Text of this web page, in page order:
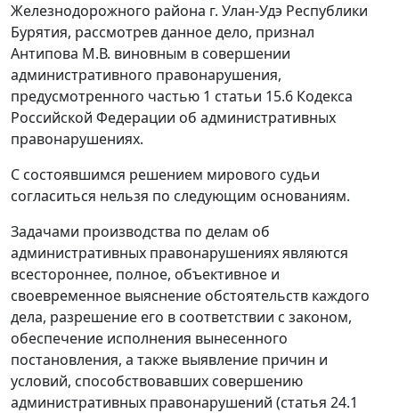
Железнодорожного района г. Улан-Удэ Республики
Бурятия, рассмотрев данное дело, признал
Антипова М.В. виновным в совершении
административного правонарушения,
предусмотренного частью 1 статьи 15.6 Кодекса
Российской Федерации об административных
правонарушениях.
С состоявшимся решением мирового судьи
согласиться нельзя по следующим основаниям.
Задачами производства по делам об
административных правонарушениях являются
всестороннее, полное, объективное и
своевременное выяснение обстоятельств каждого
дела, разрешение его в соответствии с законом,
обеспечение исполнения вынесенного
постановления, а также выявление причин и
условий, способствовавших совершению
административных правонарушений (статья 24.1